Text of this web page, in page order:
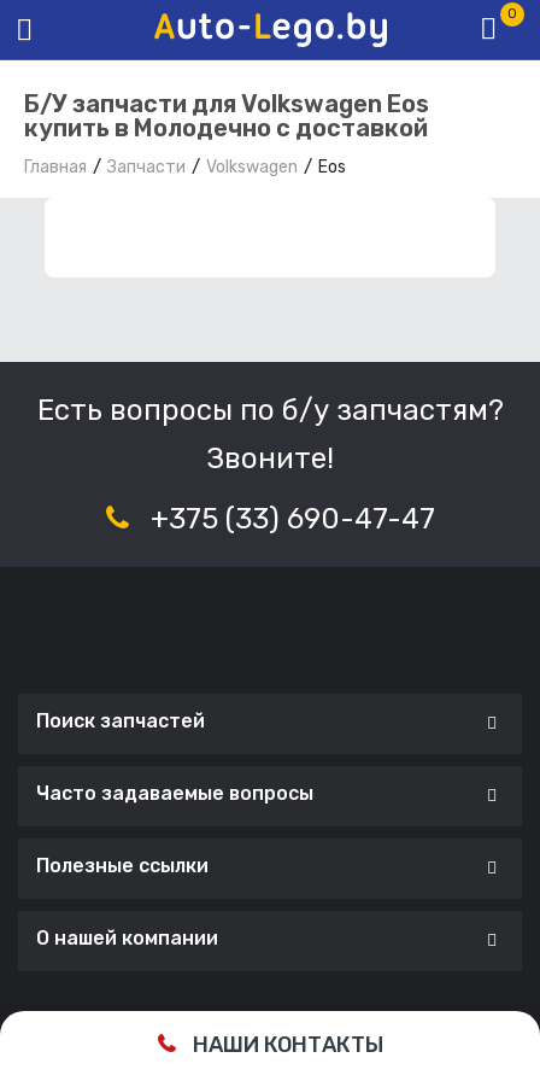
0
Б/У запчасти для Volkswagen Eos
купить в Молодечно с доставкой
Главная Запчасти Volkswagen Eos
Есть вопросы по б/у запчастям?
Звоните!
+375 (33) 690-47-47
Поиск запчастей
Часто задаваемые вопросы
Полезные ссылки
О нашей компании
Сделано с ❤️ вCherry Lab Agency
НАШИ КОНТАКТЫ